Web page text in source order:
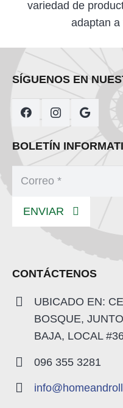
variedad de
adaptan a
SÍGUENOS EN
BOLETÍN
ENVIAR
CONTÁCTENOS
UBICADO EN:
BOSQUE,
BAJA, LOCAL
096 355 3281